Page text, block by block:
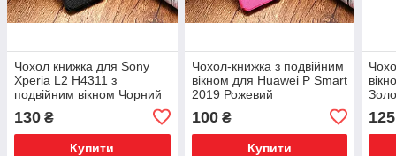
Чохол книжка для Sony
Xperia L2 H4311 з
подвійним вікном Чорний
130 ₴
Купити
Чохол-книжка з подвійним
вікном для Huawei P Smart
2019 Рожевий
100₴
Купити
125